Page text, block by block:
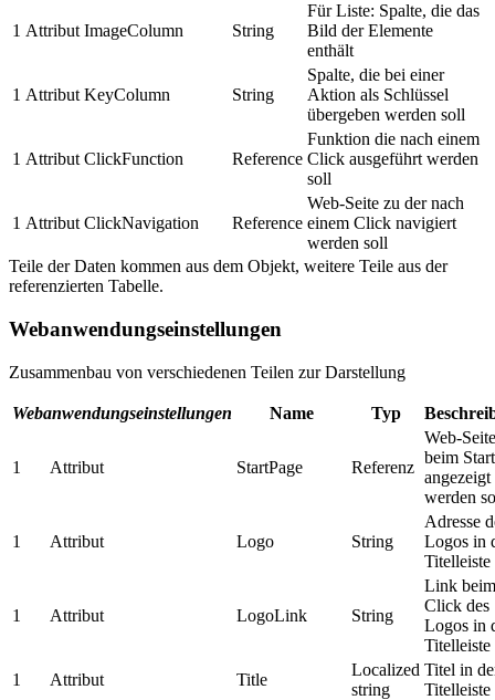
1 Attribut ImageColumn String
Für Liste: Spalte, die das
Bild der Elemente
enthält
1 Attribut KeyColumn String
Spalte, die bei einer
Aktion als Schlüssel
übergeben werden soll
1 Attribut ClickFunction Reference
Funktion die nach einem
Click ausgeführt werden
soll
1 Attribut ClickNavigation Reference
Web-Seite zu der nach
einem Click navigiert
werden soll
Teile der Daten kommen aus dem Objekt, weitere Teile aus der
referenzierten Tabelle.
Webanwendungseinstellungen
Zusammenbau von verschiedenen Teilen zur Darstellung
Webanwendungseinstellungen Name Typ
1 Attribut StartPage Referenz
Web-
beim Start
angezeigt
werden
1 Attribut Logo String
Adresse
Logos in
Titelleiste
1 Attribut LogoLink String
Link beim
Click des
Logos in
Titelleiste
1
Attribut Title
Localized
string
Titel in
Titelleiste